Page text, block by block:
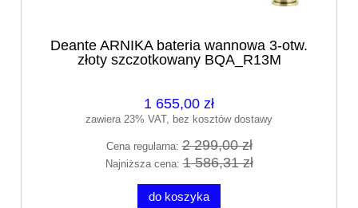
Deante ARNIKA bateria wannowa 3-otw.
złoty szczotkowany BQA_R13M
1 655,00 zł
zawiera 23% VAT, bez kosztów dostawy
Cena regularna:2 299,00 zł
Najniższa cena:1 586,31 zł
do koszyka